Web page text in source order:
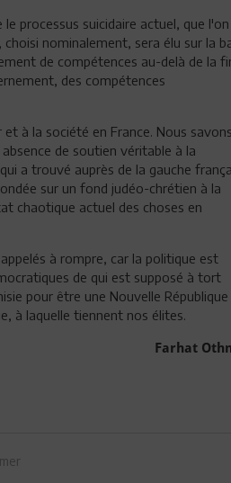
processus suicidaire actuel, que l'on
nominalement, sera élu sur la
de compétences au-delà de la
des compétences
à la société en France. Nous
de soutien véritable à la
a trouvé auprès de la gauche
sur un fond judéo-chrétien à la
chaotique actuel des choses en
à rompre, car la politique est
de qui est supposé à tort
pour être une Nouvelle
à laquelle tiennent nos élites.
Farhat